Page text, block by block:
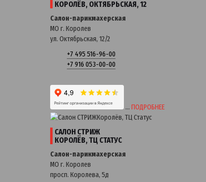
КОРОЛЁВ, ОКТЯБРЬСКАЯ, 12
Салон-парикмахерская
МО г. Королев
ул. Октябрьская, 12/2
+7 495 516-96-00
+7 916 053-00-00
… ПОДРОБНЕЕ
САЛОН СТРИЖ
КОРОЛЁВ, ТЦ СТАТУС
Салон-парикмахерская
МО г. Королев
просп. Королева, 5д